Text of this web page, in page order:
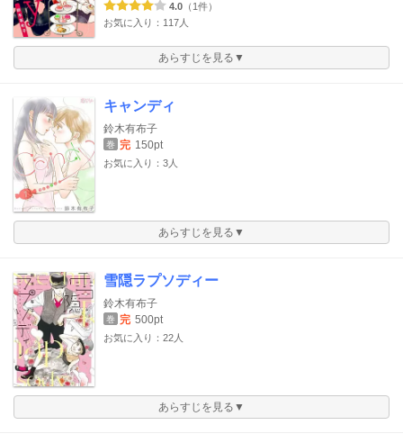
4.0 （1件）
お気に入り：117人
あらすじを見る▼
キャンディ
鈴木有布子
巻 完 150pt
お気に入り：3人
あらすじを見る▼
雪隠ラプソディー
鈴木有布子
巻 完 500pt
お気に入り：22人
あらすじを見る▼